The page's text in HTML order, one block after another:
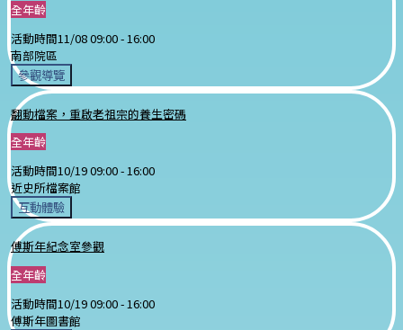
全年齡
活動時間11/08 09:00 - 16:00
南部院區
參觀導覽
翻動檔案，重啟老祖宗的養生密碼
全年齡
活動時間10/19 09:00 -16:00
近史所檔案館
互動體驗
傅斯年紀念室參觀
全年齡
活動時間10/19 09:00 - 16:00
傅斯年圖書館